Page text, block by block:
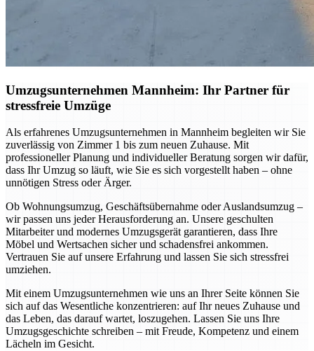
Umzugsunternehmen Mannheim: Ihr Partner für
stressfreie Umzüge
Als erfahrenes Umzugsunternehmen in Mannheim begleiten wir Sie
zuverlässig von Zimmer 1 bis zum neuen Zuhause. Mit
professioneller Planung und individueller Beratung sorgen wir dafür,
dass Ihr Umzug so läuft, wie Sie es sich vorgestellt haben – ohne
unnötigen Stress oder Ärger.
Ob Wohnungsumzug, Geschäftsübernahme oder Auslandsumzug –
wir passen uns jeder Herausforderung an. Unsere geschulten
Mitarbeiter und modernes Umzugsgerät garantieren, dass Ihre
Möbel und Wertsachen sicher und schadensfrei ankommen.
Vertrauen Sie auf unsere Erfahrung und lassen Sie sich stressfrei
umziehen.
Mit einem Umzugsunternehmen wie uns an Ihrer Seite können Sie
sich auf das Wesentliche konzentrieren: auf Ihr neues Zuhause und
das Leben, das darauf wartet, loszugehen. Lassen Sie uns Ihre
Umzugsgeschichte schreiben – mit Freude, Kompetenz und einem
Lächeln im Gesicht.